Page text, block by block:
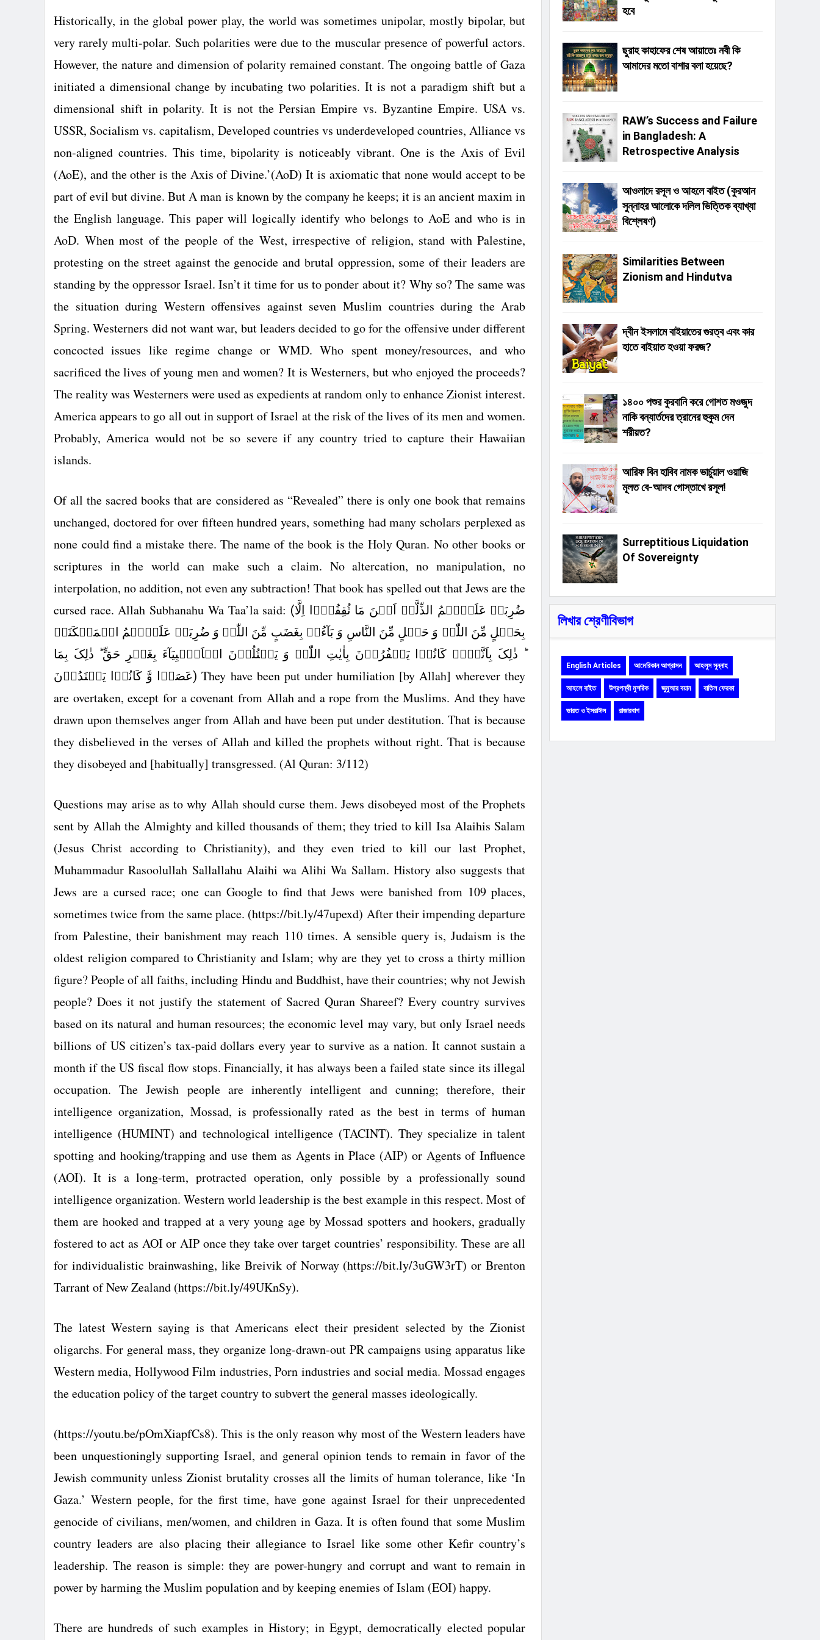
Historically, in the global power play, the world was sometimes unipolar, mostly bipolar, but
very rarely multi-polar. Such polarities were due to the muscular presence of powerful actors.
However, the nature and dimension of polarity remained constant. The ongoing battle ofGaza
initiated a dimensional change by incubating two polarities. It is not a paradigm shift but a
dimensional shift in polarity. It is not the Persian Empire vs. Byzantine Empire. USAvs.
USSR, Socialism vs. capitalism, Developed countries vs underdeveloped countries,Alliancevs
non-aligned countries. This time, bipolarity is noticeably vibrant. One is the Axis of Evil
(AoE), and the other is the Axis of Divine.’(AoD) It is axiomatic that none would accept to be
part of evil but divine. But A man is known by the company he keeps; it is an ancient maxim in
the English language. This paper will logically identify who belongs to AoE and who is in
AoD. When most of the people of the West, irrespective of religion, stand withPalestine,
protesting on the street against the genocide and brutal oppression, some of their leaders are
standing by the oppressor Israel. Isn’t it time for us to ponder about it? Why so? The same was
the situation during Western offensives against seven Muslim countries during the Arab
Spring. Westerners did not want war, but leaders decided to go for the offensive under different
concocted issues like regime change or WMD. Who spent money/resources, and who
sacrificed the lives of young men and women? It is Westerners, but who enjoyed the proceeds?
The reality was Westerners were used as expedients at random only to enhance Zionist interest.
Americaappears to go all out in support ofIsrael at the risk of the lives of its men and women.
Probably,America would not be so severe if any country tried to capture theirHawaiian
islands.
Of all the sacred books that are considered as “Revealed” there is only one book that remains
unchanged, doctored for over fifteen hundred years, something had many scholars perplexed as
none could find a mistake there. The name of the book is the Holy Quran. No other books or
scriptures in the world can make such a claim. No altercation, no manipulation, no
interpolation, no addition, not even any subtraction! That book has spelled out that Jews are the
cursed race. Allah Subhanahu Wa Taa’la said: (ضُرِبَتۡ عَلَیۡہِمُ الذِّلَّۃُ اَیۡنَ مَا ثُقِفُوۡۤا اِلَّا
بِحَبۡلٍ مِّنَ اللّٰہِ وَ حَبۡلٍ مِّنَ النَّاسِ وَ بَآءُوۡ بِغَضَبٍ مِّنَ اللّٰہِ وَ ضُرِبَتۡ عَلَیۡہِمُ الۡمَسۡکَنَۃُ
ؕ ذٰلِکَ بِاَنَّہُمۡ کَانُوۡا یَکۡفُرُوۡنَ بِاٰیٰتِ اللّٰہِ وَ یَقۡتُلُوۡنَ الۡاَنۡۢبِیَآءَ بِغَیۡرِ حَقٍّ ؕ ذٰلِکَ بِمَا
عَصَوۡا وَّ کَانُوۡا یَعۡتَدُوۡنَ)They have been put under humiliation [by Allah] wherever they
are overtaken, except for a covenant from Allah and a rope from the Muslims. And they have
drawn upon themselves anger from Allah and have been put under destitution. That is because
they disbelieved in the verses of Allah and killed the prophets without right. That is because
they disobeyed and [habitually] transgressed. (Al Quran: 3/112)
Questions may arise as to why Allah should curse them. Jews disobeyed most of the Prophets
sent by Allah the Almighty and killed thousands of them; they tried to kill Isa Alaihis Salam
(Jesus Christ according to Christianity), and they even tried to kill our last Prophet,
Muhammadur Rasoolullah Sallallahu Alaihi wa Alihi Wa Sallam. History also suggests that
Jews are a cursed race; one can Google to find that Jews were banished from 109 places,
sometimes twice from the same place. (https://bit.ly/47upexd) After their impending departure
fromPalestine, their banishment may reach 110 times. A sensible query is, Judaism is the
oldest religion compared to Christianity and Islam; why are they yet to cross a thirty million
figure? People of all faiths, including Hindu and Buddhist, have their countries; why not Jewish
people? Does it not justify the statement of Sacred Quran Shareef? Every country survives
based on its natural and human resources; the economic level may vary, but onlyIsrael needs
billions of US citizen’s tax-paid dollars every year to survive as a nation. It cannot sustain a
month if theUS fiscal flow stops. Financially, it has always been a failed state since its illegal
occupation. The Jewish people are inherently intelligent and cunning; therefore, their
intelligence organization, Mossad, is professionally rated as the best in terms of human
intelligence (HUMINT) and technological intelligence (TACINT). They specialize in talent
spotting and hooking/trapping and use them as Agents in Place (AIP) or Agents of Influence
(AOI). It is a long-term, protracted operation, only possible by a professionally sound
intelligence organization. Western world leadership is the best example in this respect. Most of
them are hooked and trapped at a very young age by Mossad spotters and hookers, gradually
fostered to act as AOI or AIP once they take over target countries’ responsibility. These are all
for individualistic brainwashing, like Breivik of Norway (https://bit.ly/3uGW3rT) or Brenton
Tarrant of New Zealand (https://bit.ly/49UKnSy).
The latest Western saying is that Americans elect their president selected by the Zionist
oligarchs. For general mass, they organize long-drawn-out PR campaigns using apparatus like
Western media, Hollywood Film industries, Porn industries and social media. Mossad engages
the education policy of the target country to subvert the general masses ideologically.
(https://youtu.be/pOmXiapfCs8). This is the only reason why most of the Western leaders have
been unquestioningly supportingIsrael, and general opinion tends to remain in favor of the
Jewish community unless Zionist brutality crosses all the limits of human tolerance, like ‘In
Gaza.’ Western people, for the first time, have gone against Israel for their unprecedented
genocide of civilians, men/women, and children in Gaza. It is often found that some Muslim
country leaders are also placing their allegiance toIsrael like some other Kefir country’s
leadership. The reason is simple: they are power-hungry and corrupt and want to remain in
power by harming the Muslim population and by keeping enemies of Islam (EOI) happy.
There are hundreds of such examples in History; inEgypt, democratically elected popular
হবে
ছুরাহ কাহাফের শেষ আয়াতেঃ নবী কি
আমাদের মতো বাশার বলা হয়েছে?
RAW’s Success and Failure
in Bangladesh: A
Retrospective Analysis
আওলাদে রসূল ও আহলে বাইত (কুরআন
সুন্নাহর আলোকে দলিল ভিত্তিক ব্যাখ্যা
বিশ্লেষণ)
Similarities Between
Zionism and Hindutva
দ্বীন ইসলামে বাইয়াতের গুরত্ব এবং কার
হাতে বাইয়াত হওয়া ফরজ?
১৪০০ পশুর কুরবানি করে গোশত মওজুদ
নাকি বন্যার্তদের ত্রানের হুকুম দেন
শরীয়ত?
আরিফ বিন হাবিব নামক ভার্চুয়াল ওয়াজি
মূলত বে-আদব গোস্তাখে রসূল!
Surreptitious Liquidation
Of Sovereignty
লিখার শ্রেণীবিভাগ
English Articles আমেরিকান আগ্রাসন আহলুস সুন্নাহ
আহলে বাইত উগ্রপন্থী মুশরিক জুমুআর বয়ান বাতিল ফেরকা
ভারত ও ইসরাঈল রাজারবাগ